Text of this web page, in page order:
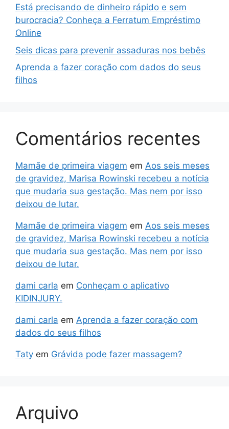
Está precisando de dinheiro rápido e sem
burocracia? Conheça a Ferratum Empréstimo
Online
Seis dicas para prevenir assaduras nos bebês
Aprenda a fazer coração com dados do seus
filhos
Comentários recentes
Mamãe de primeira viagem em Aos seis meses
de gravidez, Marisa Rowinski recebeu a notícia
que mudaria sua gestação. Mas nem por isso
deixou de lutar.
Mamãe de primeira viagem em Aos seis meses
de gravidez, Marisa Rowinski recebeu a notícia
que mudaria sua gestação. Mas nem por isso
deixou de lutar.
dami carla em Conheçam o aplicativo
KIDINJURY.
dami carla em Aprenda a fazer coração com
dados do seus filhos
Taty em Grávida pode fazer massagem?
Arquivo